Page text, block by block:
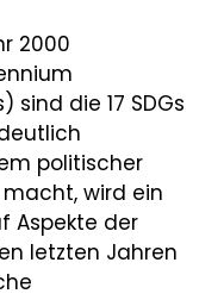
2000
sind die 17 SDGs
politischer
wird ein
Aspekte der
letzten Jahren